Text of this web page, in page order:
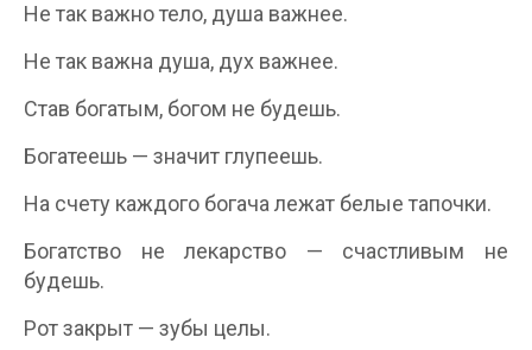
Не так важно тело, душа важнее.
Не так важна душа, дух важнее.
Став богатым, богом не будешь.
Богатеешь — значит глупеешь.
На счету каждого богача лежат белые тапочки.
Богатство не лекарство — счастливым не
будешь.
Рот закрыт — зубы целы.